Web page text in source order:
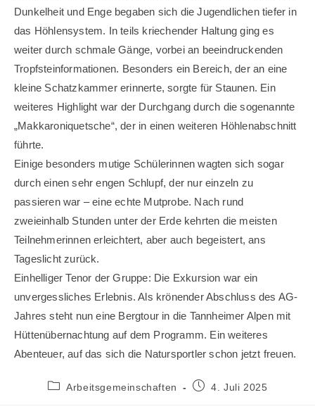
Dunkelheit und Enge begaben sich die Jugendlichen tiefer in
das Höhlensystem. In teils kriechender Haltung ging es
weiter durch schmale Gänge, vorbei an beeindruckenden
Tropfsteinformationen. Besonders ein Bereich, der an eine
kleine Schatzkammer erinnerte, sorgte für Staunen. Ein
weiteres Highlight war der Durchgang durch die sogenannte
„Makkaroniquetsche“, der in einen weiteren Höhlenabschnitt
führte.
Einige besonders mutige Schülerinnen wagten sich sogar
durch einen sehr engen Schlupf, der nur einzeln zu
passieren war – eine echte Mutprobe. Nach rund
zweieinhalb Stunden unter der Erde kehrten die meisten
Teilnehmerinnen erleichtert, aber auch begeistert, ans
Tageslicht zurück.
Einhelliger Tenor der Gruppe: Die Exkursion war ein
unvergessliches Erlebnis. Als krönender Abschluss des AG-
Jahres steht nun eine Bergtour in die Tannheimer Alpen mit
Hüttenübernachtung auf dem Programm. Ein weiteres
Abenteuer, auf das sich die Natursportler schon jetzt freuen.
Beitrags-
Arbeitsgemeinschaften
Beitrag4. Juli 2025